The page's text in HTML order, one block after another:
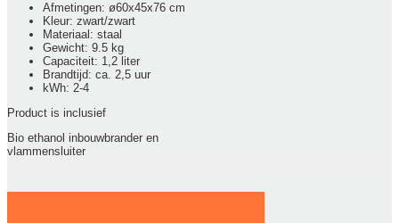
Afmetingen: ø60x45x76 cm
Kleur: zwart/zwart
Materiaal: staal
Gewicht: 9.5 kg
Capaciteit: 1,2 liter
Brandtijd: ca. 2,5 uur
kWh: 2-4
Product is inclusief
Bio ethanol inbouwbrander en
vlammensluiter